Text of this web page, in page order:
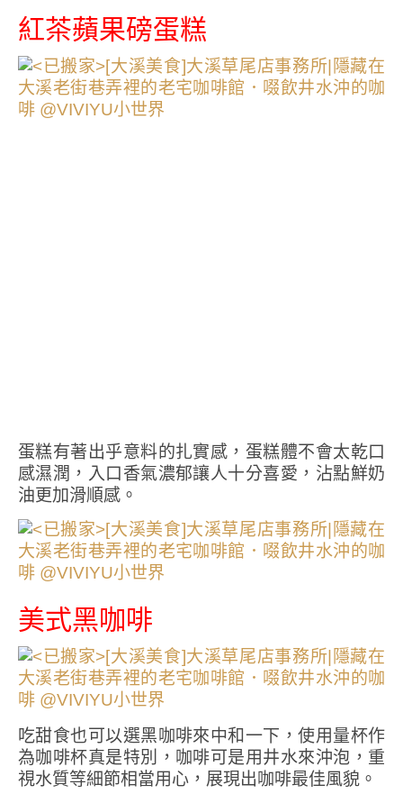
紅茶蘋果磅蛋糕
蛋糕有著出乎意料的扎實感，蛋糕體不會太乾口
感濕潤，入口香氣濃郁讓人十分喜愛，沾點鮮奶
油更加滑順感。
美式黑咖啡
吃甜食也可以選黑咖啡來中和一下，使用量杯作
為咖啡杯真是特別，咖啡可是用井水來沖泡，重
視水質等細節相當用心，展現出咖啡最佳風貌。